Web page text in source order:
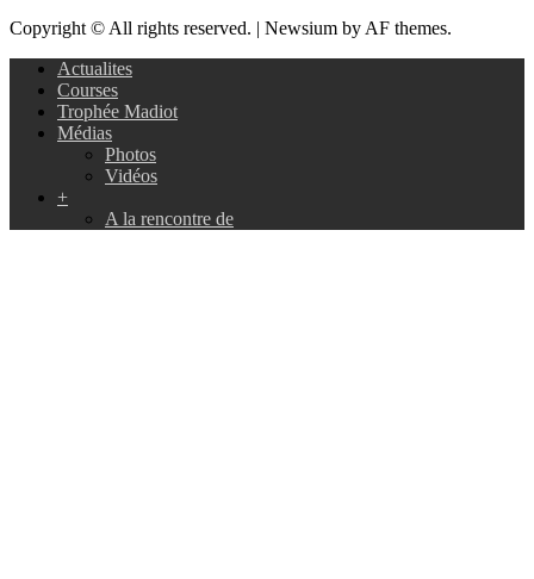
Copyright © All rights reserved. | Newsium by AF themes.
Actualites
Courses
Trophée Madiot
Médias
Photos
Vidéos
+
A la rencontre de